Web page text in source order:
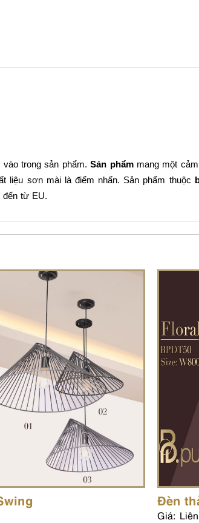
vào trong sản phẩm.Sản phẩm mang một
liệu sơn mài là điểm nhấn. Sản phẩm thuộc
đến từ EU.
Đèn
Giá: